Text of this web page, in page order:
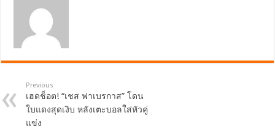
Previous
เฮดช็อต! “เชส ฟาเบรกาส” โดน
ใบแดงสุดเงิบ หลังเตะบอลใส่หัวคู่
แข่ง